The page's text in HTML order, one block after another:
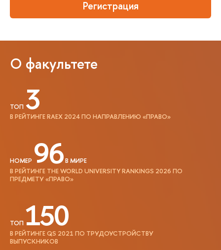
Регистрация
О факультете
ТОП 3
В РЕЙТИНГЕ RAEX 2024 ПО НАПРАВЛЕНИЮ «ПРАВО»
НОМЕР 96В МИРЕ
В РЕЙТИНГЕ THE WORLD UNIVERSITY RANKINGS 2026 ПО
ПРЕДМЕТУ «ПРАВО»
ТОП 150
В РЕЙТИНГЕ QS 2021 ПО ТРУДОУСТРОЙСТВУ
ВЫПУСКНИКОВ